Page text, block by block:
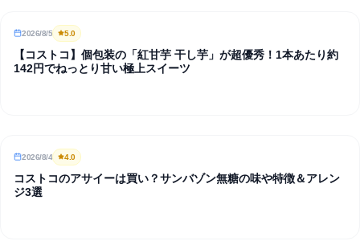
REVIEW
2026/8/5 5.0
【コストコ】個包装の「紅甘芋 干し芋」が超優秀！1本あたり約
142円でねっとり甘い極上スイーツ
REVIEW
2026/8/4 4.0
コストコのアサイーは買い？サンバゾン無糖の味や特徴＆アレン
ジ3選